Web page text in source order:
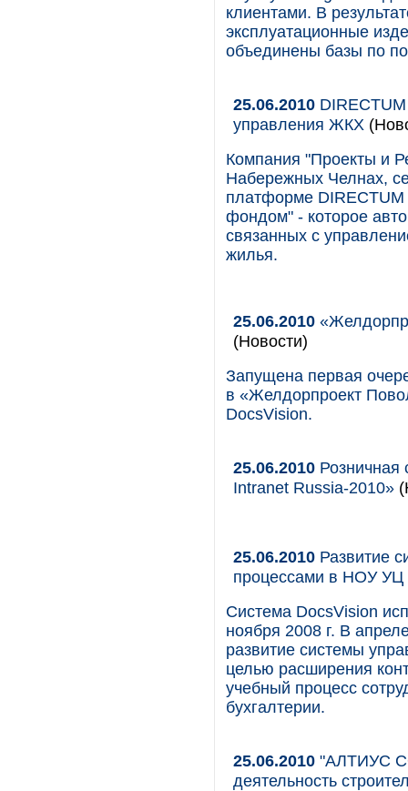
клиентами. В
эксплуатационные
объединены базы по
25.06.2010
управления ЖКХ
Компания "Проекты и
Набережных Челнах,
платформе
фондом" - которое
связанных с
жилья.
25.06.2010
(Новости)
Запущена первая
в «Желдорпроект
DocsVision.
25.06.2010 Розничная
Intranet Russia-2010»
25.06.2010 Развитие
процессами в НОУ
Система DocsVision
ноября 2008 г. В
развитие системы
целью расширения
учебный процесс
бухгалтерии.
25.06.2010 "АЛТИУС
деятельность